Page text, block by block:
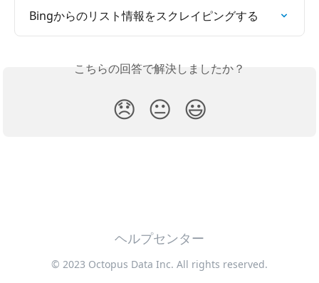
Bingからのリスト情報をスクレイピングする
こちらの回答で解決しましたか？
😞 😐 😃
ヘルプセンター
© 2023 Octopus Data Inc. All rights reserved.